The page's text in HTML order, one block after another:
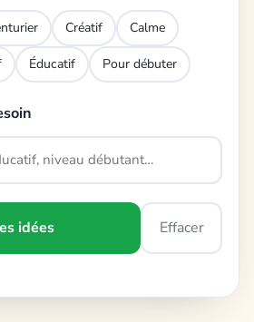
Créatif Calme
Éducatif Pour débuter
idées Effacer